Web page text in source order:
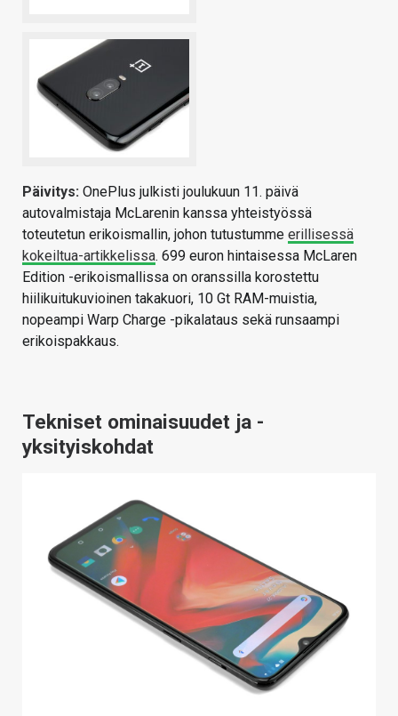
Päivitys: OnePlus julkisti joulukuun 11. päivä
autovalmistaja McLarenin kanssa yhteistyössä
toteutetun erikoismallin, johon tutustumme erillisessä
kokeiltua-artikkelissa. 699 euron hintaisessa McLaren
Edition -erikoismallissa on oranssilla korostettu
hiilikuitukuvioinen takakuori, 10 Gt RAM-muistia,
nopeampi Warp Charge -pikalataus sekä runsaampi
erikoispakkaus.
Tekniset ominaisuudet ja -
yksityiskohdat